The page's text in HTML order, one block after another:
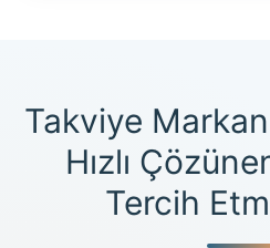
Takviye
Hızlı
Tercih